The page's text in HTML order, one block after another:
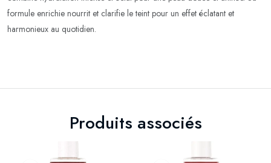
formule enrichie nourrit et clarifie le teint pour un effet éclatant et
harmonieux au quotidien.
Produits associés